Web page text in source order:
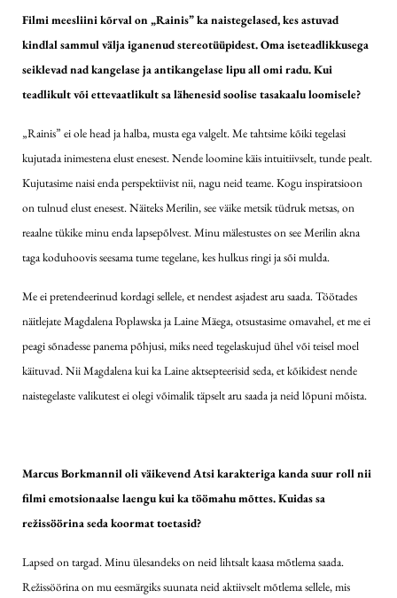
Filmi meesliini kõrval on „Rainis” ka naistegelased, kes astuvad
kindlal sammul välja iganenud stereotüüpidest. Oma iseteadlikkusega
seiklevad nad kangelase ja antikangelase lipu all omi radu. Kui
teadlikult või ettevaatlikult sa lähenesid soolise tasakaalu loomisele?
„Rainis” ei ole head ja halba, musta ega valgelt. Me tahtsime kõiki tegelasi
kujutada inimestena elust enesest. Nende loomine käis intuitiivselt, tunde pealt.
Kujutasime naisi enda perspektiivist nii, nagu neid teame. Kogu inspiratsioon
on tulnud elust enesest. Näiteks Merilin, see väike metsik tüdruk metsas, on
reaalne tükike minu enda lapsepõlvest. Minu mälestustes on see Merilin akna
taga koduhoovis seesama tume tegelane, kes hulkus ringi ja sõi mulda.
Me ei pretendeerinud kordagi sellele, et nendest asjadest aru saada. Töötades
näitlejate Magdalena Poplawska ja Laine Mäega, otsustasime omavahel, et me ei
peagi sõnadesse panema põhjusi, miks need tegelaskujud ühel või teisel moel
käituvad. Nii Magdalena kui ka Laine aktsepteerisid seda, et kõikidest nende
naistegelaste valikutest ei olegi võimalik täpselt aru saada ja neid lõpuni mõista.
Marcus Borkmannil oli väikevend Atsi karakteriga kanda suur roll nii
filmi emotsionaalse laengu kui ka töömahu mõttes. Kuidas sa
režissöörina seda koormat toetasid?
Lapsed on targad. Minu ülesandeks on neid lihtsalt kaasa mõtlema saada.
Režissöörina on mu eesmärgiks suunata neid aktiivselt mõtlema sellele, mis